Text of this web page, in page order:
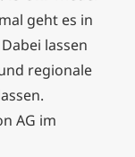
geht es in
lassen
regionale
AG im